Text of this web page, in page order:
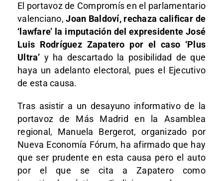
El portavoz de Compromís en el parlamentario
valenciano, Joan Baldoví, rechaza calificar de
‘lawfare’ la imputación del expresidente José
Luis Rodríguez Zapatero por el caso ‘Plus
Ultra’ y ha descartado la posibilidad de que
haya un adelanto electoral, pues el Ejecutivo
de esta causa.
Tras asistir a un desayuno informativo de la
portavoz de Más Madrid en la Asamblea
regional, Manuela Bergerot, organizado por
Nueva Economía Fórum, ha afirmado que hay
que ser prudente en esta causa pero el auto
por el que se cita a Zapatero como